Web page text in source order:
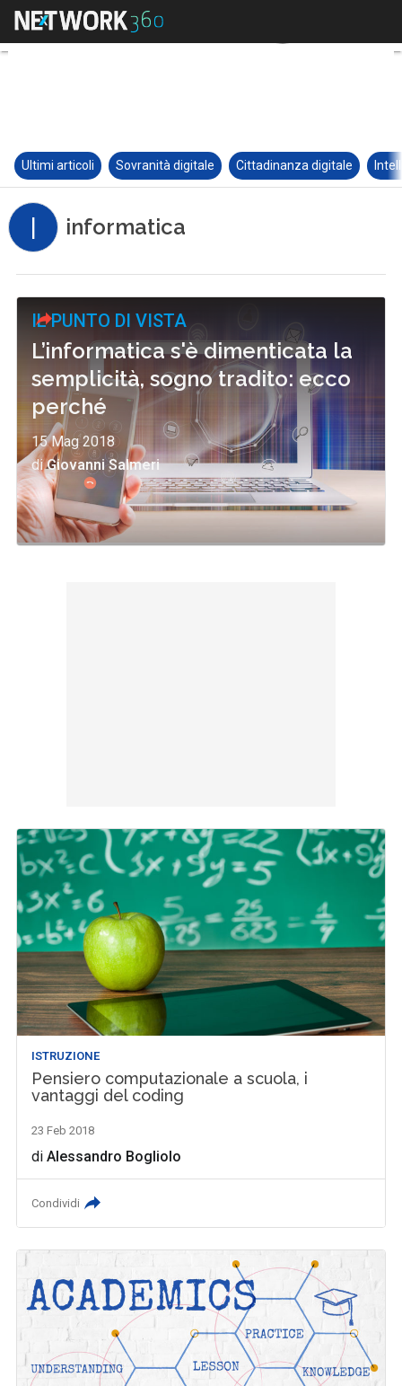
Ultimi articoli Sovranità digitale Cittadinanza digitale
I informatica
IL PUNTO DI VISTA
L’informatica s'è dimenticata la
semplicità, sogno tradito: ecco
perché
15 Mag 2018
diGiovanni Salmeri
ISTRUZIONE
Pensiero computazionale a scuola, i
vantaggi del coding
23 Feb 2018
diAlessandro Bogliolo
Condividi